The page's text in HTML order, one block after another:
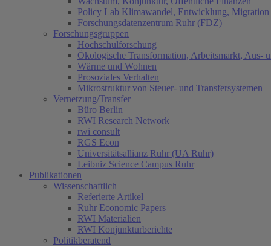
Policy Lab Klimawandel, Entwicklung, Migration
Forschungsdatenzentrum Ruhr (FDZ)
Forschungsgruppen
Hochschulforschung
Ökologische Transformation, Arbeitsmarkt, Aus-
Wärme und Wohnen
Prosoziales Verhalten
Mikrostruktur von Steuer- und Transfersystemen
Vernetzung/Transfer
Büro Berlin
RWI Research Network
rwi consult
RGS Econ
Universitätsallianz Ruhr (UA Ruhr)
Leibniz Science Campus Ruhr
Publikationen
Wissenschaftlich
Referierte Artikel
Ruhr Economic Papers
RWI Materialien
RWI Konjunkturberichte
Politikberatend